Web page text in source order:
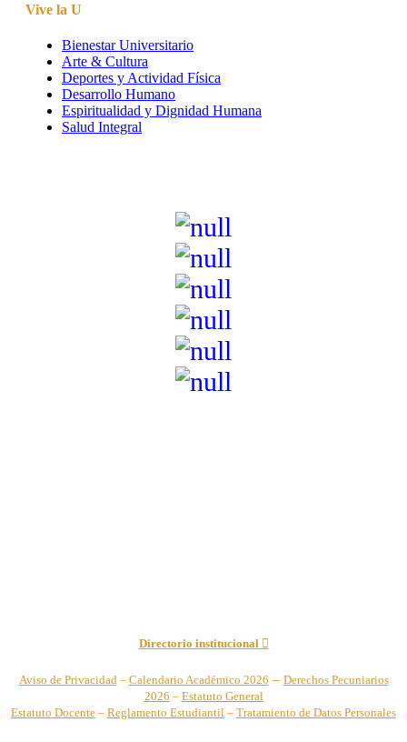
Vive la U
Bienestar Universitario
Arte & Cultura
Deportes y Actividad Física
Desarrollo Humano
Espiritualidad y Dignidad Humana
Salud Integral
Directorio institucional
Aviso de Privacidad – Calendario Académico 2026 – Derechos Pecuniarios
2026 – Estatuto General
Estatuto Docente – Reglamento Estudiantil – Tratamiento de Datos Personales